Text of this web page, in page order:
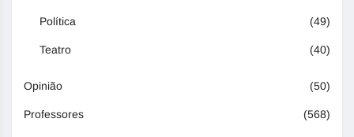
Política (49)
Teatro (40)
Opinião (50)
Professores (568)